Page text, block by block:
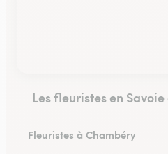
Les fleuristes en
Fleuristes à Chambéry